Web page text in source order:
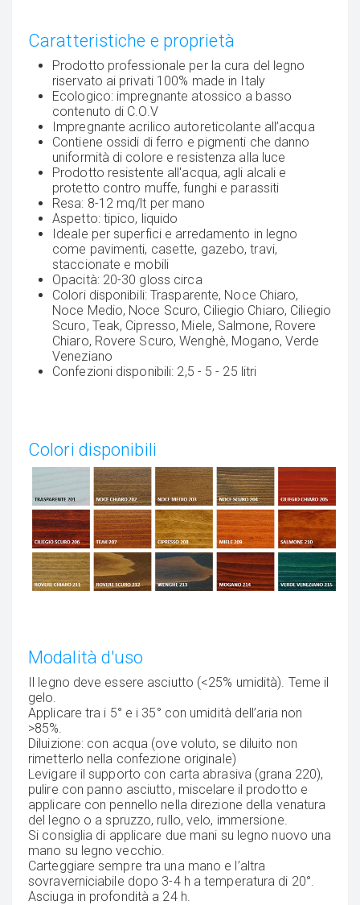
Caratteristiche e proprietà
Prodotto professionale per la cura del legno
riservato ai privati 100% made in Italy
Ecologico: impregnante atossico a basso
contenuto di C.O.V
Impregnante acrilico autoreticolante all’acqua
Contiene ossidi di ferro e pigmenti che danno
uniformità di colore e resistenza alla luce
Prodotto resistente all'acqua, agli alcali e
protetto contro muffe, funghi e parassiti
Resa: 8-12 mq/lt per mano
Aspetto: tipico, liquido
Ideale per superfici e arredamento in legno
come pavimenti, casette, gazebo, travi,
staccionate e mobili
Opacità: 20-30 gloss circa
Colori disponibili: Trasparente, Noce Chiaro,
Noce Medio, Noce Scuro, Ciliegio Chiaro, Ciliegio
Scuro, Teak, Cipresso, Miele, Salmone, Rovere
Chiaro, Rovere Scuro, Wenghè, Mogano, Verde
Veneziano
Confezioni disponibili: 2,5 - 5 - 25 litri
Colori disponibili
Modalità d'uso
Il legno deve essere asciutto (<25% umidità). Teme il
gelo.
Applicare tra i 5° e i 35° con umidità dell’aria non
>85%.
Diluizione: con acqua (ove voluto, se diluito non
rimetterlo nella confezione originale)
Levigare il supporto con carta abrasiva (grana 220),
pulire con panno asciutto, miscelare il prodotto e
applicare con pennello nella direzione della venatura
del legno o a spruzzo, rullo, velo, immersione.
Si consiglia di applicare due mani su legno nuovo una
mano su legno vecchio.
Carteggiare sempre tra una mano e l’altra
sovraverniciabile dopo 3-4 h a temperatura di 20°.
Asciuga in profondità a 24 h.